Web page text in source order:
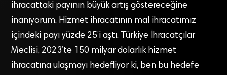
ihracattaki payının büyük artış göstereceğine
inanıyorum. Hizmet ihracatının mal ihracatımız
içindeki payı yüzde 25’i aştı. Türkiye İhracatçılar
Meclisi, 2023’te 150 milyar dolarlık hizmet
ihracatına ulaşmayı hedefliyor ki, ben bu hedefe